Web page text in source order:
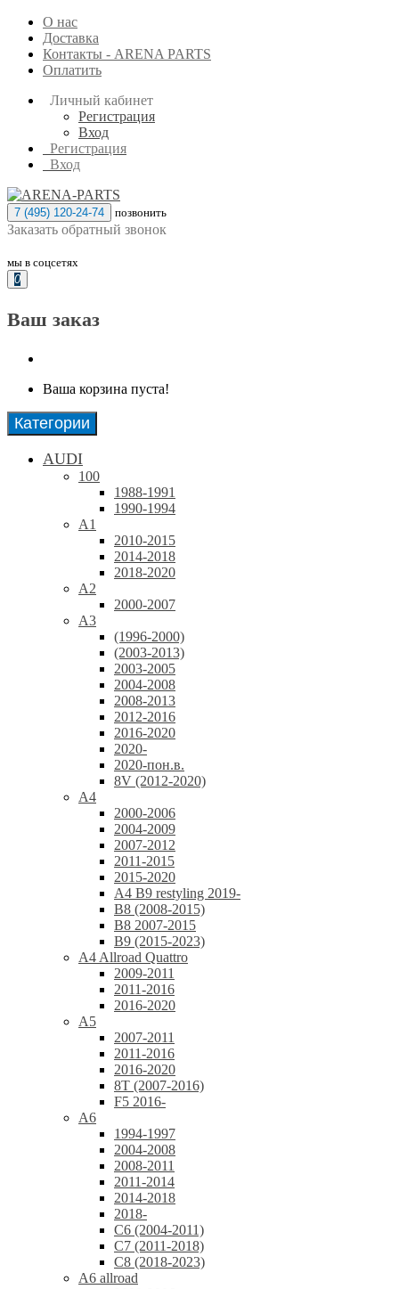
О нас
Доставка
Контакты - ARENA PARTS
Оплатить
Личный кабинет
Регистрация
Вход
Регистрация
Вход
7 (495) 120-24-74 позвонить
Заказать обратный звонок
мы в соцсетях
0
Ваш заказ
Ваша корзина пуста!
Категории
AUDI
100
1988-1991
1990-1994
A1
2010-2015
2014-2018
2018-2020
A2
2000-2007
A3
(1996-2000)
(2003-2013)
2003-2005
2004-2008
2008-2013
2012-2016
2016-2020
2020-
2020-пон.в.
8V (2012-2020)
A4
2000-2006
2004-2009
2007-2012
2011-2015
2015-2020
A4 B9 restyling 2019-
B8 (2008-2015)
B8 2007-2015
B9 (2015-2023)
A4 Allroad Quattro
2009-2011
2011-2016
2016-2020
A5
2007-2011
2011-2016
2016-2020
8T (2007-2016)
F5 2016-
A6
1994-1997
2004-2008
2008-2011
2011-2014
2014-2018
2018-
C6 (2004-2011)
C7 (2011-2018)
C8 (2018-2023)
A6 allroad